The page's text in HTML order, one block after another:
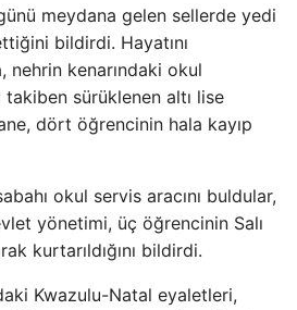
meydana gelen sellerde yedi
bildirdi. Hayatını
nehrin kenarındaki okul
takiben sürüklenen altı lise
dört öğrencinin hala kayıp
okul servis aracını buldular,
yönetimi, üç öğrencinin Salı
kurtarıldığını bildirdi.
Kwazulu-Natal eyaletleri,